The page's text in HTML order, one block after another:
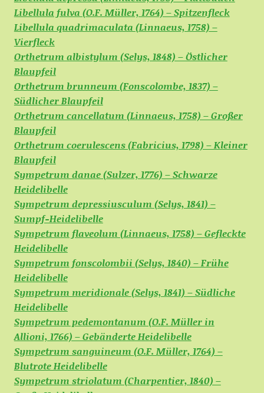
Libellula fulva (O.F. Müller, 1764) – Spitzenfleck
Libellula quadrimaculata (Linnaeus, 1758) –
Vierfleck
Orthetrum albistylum (Selys, 1848) – Östlicher
Blaupfeil
Orthetrum brunneum (Fonscolombe, 1837) –
Südlicher Blaupfeil
Orthetrum cancellatum (Linnaeus, 1758) – Großer
Blaupfeil
Orthetrum coerulescens (Fabricius, 1798) – Kleiner
Blaupfeil
Sympetrum danae (Sulzer, 1776) – Schwarze
Heidelibelle
Sympetrum depressiusculum (Selys, 1841) –
Sumpf-Heidelibelle
Sympetrum flaveolum (Linnaeus, 1758) – Gefleckte
Heidelibelle
Sympetrum fonscolombii (Selys, 1840) – Frühe
Heidelibelle
Sympetrum meridionale (Selys, 1841) – Südliche
Heidelibelle
Sympetrum pedemontanum (O.F. Müller in
Allioni, 1766) – Gebänderte Heidelibelle
Sympetrum sanguineum (O.F. Müller, 1764) –
Blutrote Heidelibelle
Sympetrum striolatum (Charpentier, 1840) –